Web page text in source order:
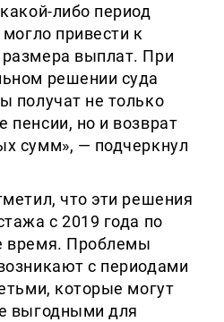
либо период
привести к
выплат. При
решении суда
получат не только
пенсии, но и возврат
сумм», — подчеркнул
что эти решения
с 2019 года по
время. Проблемы
с периодами
которые могут
выгодными для